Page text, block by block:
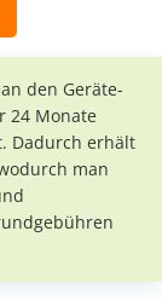
den Geräte-
24 Monate
Dadurch erhält
man